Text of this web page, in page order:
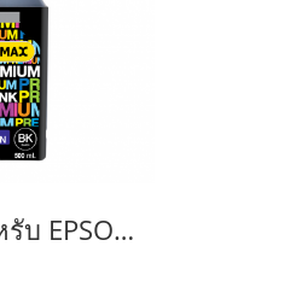
หมึกเติมสำหรับ EPSON สีดำ 500 ml. โคแมกซ์